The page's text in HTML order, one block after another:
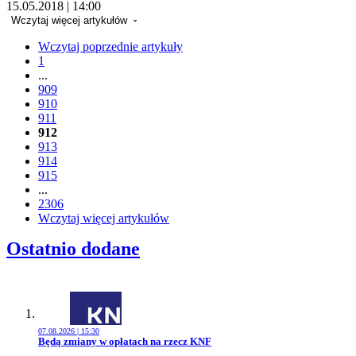
15.05.2018 | 14:00
Wczytaj więcej artykułów
Wczytaj poprzednie artykuły
1
...
909
910
911
912
913
914
915
...
2306
Wczytaj więcej artykułów
Ostatnio dodane
07.08.2026 | 15:30
Przejdź do artykułu:
Będą zmiany w opłatach na rzecz KNF